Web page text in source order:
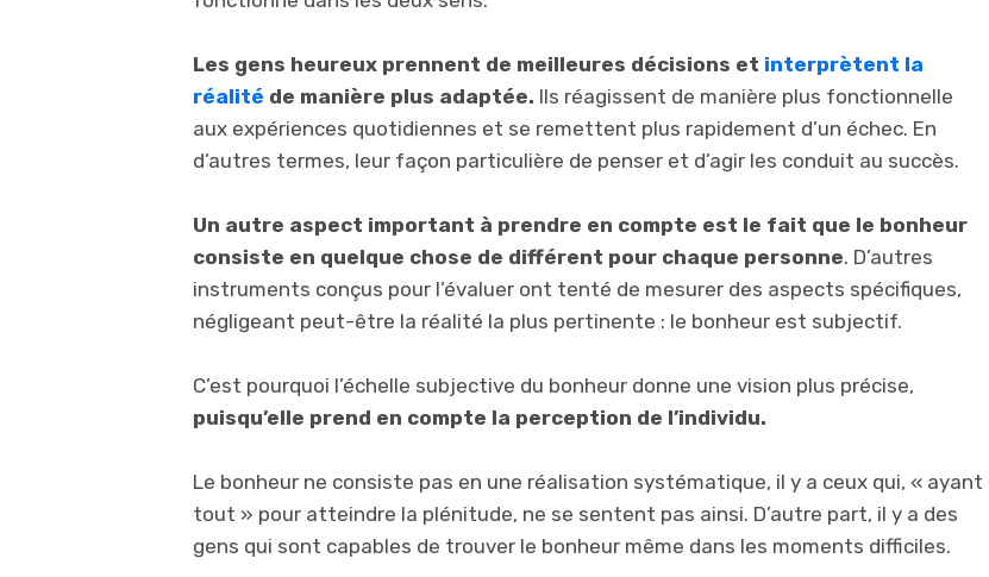
Les gens heureux prennent de meilleures décisions et interprètent la
réalité de manière plus adaptée. Ils réagissent de manière plus fonctionnelle
aux expériences quotidiennes et se remettent plus rapidement d’un échec. En
d’autres termes, leur façon particulière de penser et d’agir les conduit au succès.
Un autre aspect important à prendre en compte est le fait que le bonheur
consiste en quelque chose de différent pour chaque personne. D’autres
instruments conçus pour l’évaluer ont tenté de mesurer des aspects spécifiques,
négligeant peut-être la réalité la plus pertinente : le bonheur est subjectif.
C’est pourquoi l’échelle subjective du bonheur donne une vision plus précise,
puisqu’elle prend en compte la perception de l’individu.
Le bonheur ne consiste pas en une réalisation systématique, il y a ceux qui, « ayant
tout » pour atteindre la plénitude, ne se sentent pas ainsi. D’autre part, il y a des
gens qui sont capables de trouver le bonheur même dans les moments difficiles.